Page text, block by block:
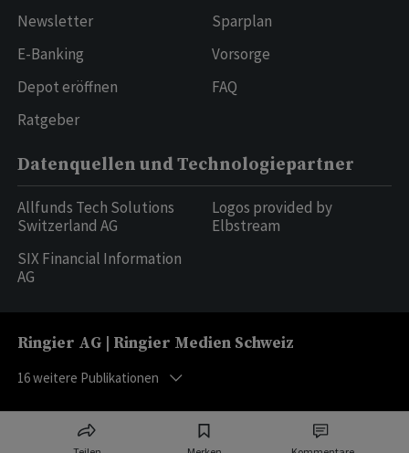
Newsletter
E-Banking
Depot eröffnen
Ratgeber
Sparplan
Vorsorge
FAQ
Datenquellen und Technologiepartner
Allfunds Tech Solutions
Switzerland AG
SIX Financial Information
AG
Logos provided by
Elbstream
Ringier AG | Ringier Medien Schweiz
16weitere Publikationen